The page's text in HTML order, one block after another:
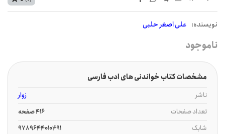
نويسنده: علی اصغر حلبی
ناموجود
مشخصات کتاب خواندنی های ادب فارسی
ناشر
زوار
تعداد صفحات
416 صفحه
شابک
9789644010491